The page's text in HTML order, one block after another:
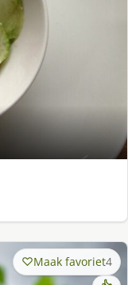
Maak favoriet4